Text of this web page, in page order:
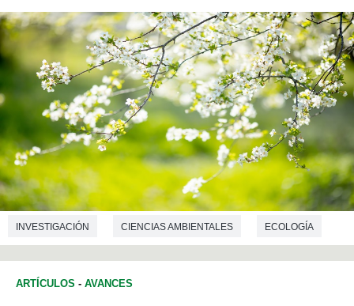
INVESTIGACIÓN CIENCIAS AMBIENTALES ECOLOGÍA
BIOLOGÍA
ARTÍCULOS - AVANCES